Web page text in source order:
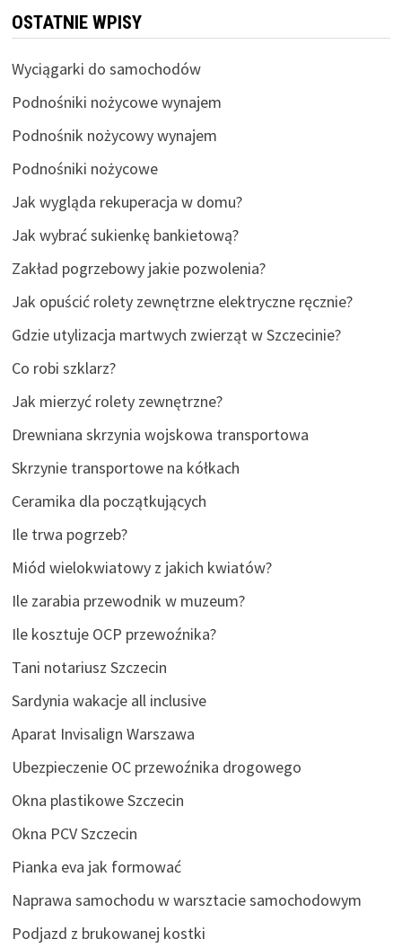
OSTATNIE WPISY
Wyciągarki do samochodów
Podnośniki nożycowe wynajem
Podnośnik nożycowy wynajem
Podnośniki nożycowe
Jak wygląda rekuperacja w domu?
Jak wybrać sukienkę bankietową?
Zakład pogrzebowy jakie pozwolenia?
Jak opuścić rolety zewnętrzne elektryczne ręcznie?
Gdzie utylizacja martwych zwierząt w Szczecinie?
Co robi szklarz?
Jak mierzyć rolety zewnętrzne?
Drewniana skrzynia wojskowa transportowa
Skrzynie transportowe na kółkach
Ceramika dla początkujących
Ile trwa pogrzeb?
Miód wielokwiatowy z jakich kwiatów?
Ile zarabia przewodnik w muzeum?
Ile kosztuje OCP przewoźnika?
Tani notariusz Szczecin
Sardynia wakacje all inclusive
Aparat Invisalign Warszawa
Ubezpieczenie OC przewoźnika drogowego
Okna plastikowe Szczecin
Okna PCV Szczecin
Pianka eva jak formować
Naprawa samochodu w warsztacie samochodowym
Podjazd z brukowanej kostki